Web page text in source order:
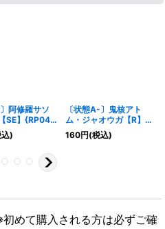
阿修羅サソ
SE】{RP04
《闇》
)
〔状態A-〕鬼核アト
ム・ジャオウガ【R】
{26EX251/89}《多》
160円(税込)
初めて購入される方は必ずご確